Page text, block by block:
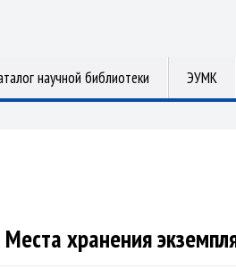
научной библиотеки ЭУМК
Места хранения